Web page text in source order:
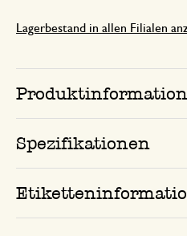
Lagerbestand in allen Filialen
Produktinformation
Spezifikationen